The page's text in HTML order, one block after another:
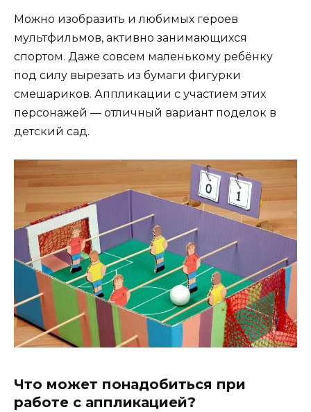
Можно изобразить и любимых героев
мультфильмов, активно занимающихся
спортом. Даже совсем маленькому ребёнку
под силу вырезать из бумаги фигурки
смешариков. Аппликации с участием этих
персонажей — отличный вариант поделок в
детский сад.
Что может понадобиться при
работе с аппликацией?